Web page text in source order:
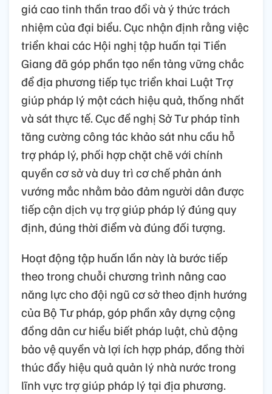
giá cao tinh thần trao đổi và ý thức trách
nhiệm của đại biểu. Cục nhận định rằng việc
triển khai các Hội nghị tập huấn tại Tiền
Giang đã góp phần tạo nền tảng vững chắc
để địa phương tiếp tục triển khai Luật Trợ
giúp pháp lý một cách hiệu quả, thống nhất
và sát thực tế. Cục đề nghị Sở Tư pháp tỉnh
tăng cường công tác khảo sát nhu cầu hỗ
trợ pháp lý, phối hợp chặt chẽ với chính
quyền cơ sở và duy trì cơ chế phản ánh
vướng mắc nhằm bảo đảm người dân được
tiếp cận dịch vụ trợ giúp pháp lý đúng quy
định, đúng thời điểm và đúng đối tượng.
Hoạt động tập huấn lần này là bước tiếp
theo trong chuỗi chương trình nâng cao
năng lực cho đội ngũ cơ sở theo định hướng
của Bộ Tư pháp, góp phần xây dựng cộng
đồng dân cư hiểu biết pháp luật, chủ động
bảo vệ quyền và lợi ích hợp pháp, đồng thời
thúc đẩy hiệu quả quản lý nhà nước trong
lĩnh vực trợ giúp pháp lý tại địa phương.